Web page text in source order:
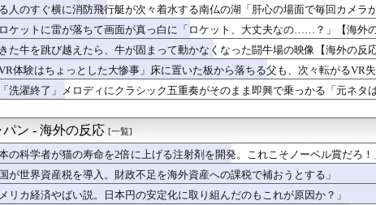
世界が騒然！←「不公平だろ」（海外の反応）
海
表、9月の親善試合の相手が確定！」 中国人「今までは実質...
じ
ル・バルガスの髪の毛で遊ぶｗｗｗｗ → 「Wソックスの...
ちゃんは北朝鮮の金正恩と比較され完敗しました」
ハ
かに韓国からパクっているものがこちら…」→「これは言い訳...
海
大谷、軽く当てただけなのに」
ニ
今永昇太が明かした好調の原因に海外大騒ぎ！（海外の反応）
海
、好調の秘訣はスマホ画面だとイマナガ節を炸裂「NPBでは...
マ
】心配する理由はこれだけ…？【ポーランドボール】
マルチホームランにMLBファン騒然！←「PCAとの熱いM...
海
め手か…」大谷翔平がカブス戦で2本塁打を放つも、今永昇...
」NHK職員が番組出演者から性被害（海外の反応）
海
地域で最も高い結婚率と出生率を維持している理由に韓国人が...
人のすぐ横に消防飛行艇が次々着水する南仏の湖「肝心の場面で毎回カメラ
ケットに雷が落ちて画面が真っ白に「ロケット、大丈夫なの……？」【海外の
た牛を跳び越えたら、牛が固まって動かなくなった闘牛場の映像【海外の反応
VR体験はちょっとした大惨事」床に置いた板から落ちる父も、次々転がるVR
洗濯終了」メロディにクラシック五重奏がそのまま即興で乗っかる「元ネタ
ン - 海外の反応 [一覧]
の科学者が猫の寿命を2倍に上げる注射剤を開発。これこそノーベル賞だろ！
が世界資産税を導入。財政不足を海外資産への課税で補おうとする」
リカ経済やばい説。日本円の安定化に取り組んだのもこれが原因か？」